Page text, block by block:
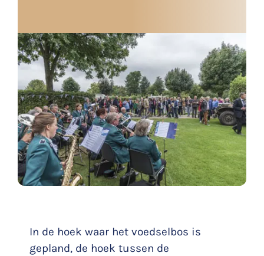
In de hoek waar het voedselbos is
gepland, de hoek tussen de